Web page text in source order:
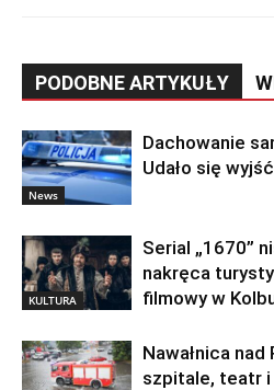
PODOBNE ARTYKUŁY
News
Dachowanie
Udało się
KULTURA
Serial „1670”
nakręca
filmowy w
Nawałnica
szpitale, teatr